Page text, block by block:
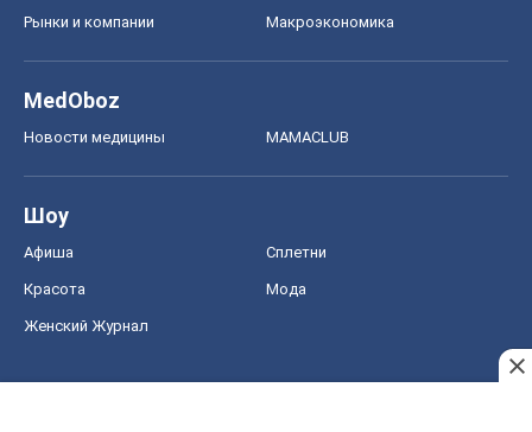
Рынки и компании Mакроэкономика
MedOboz
Новости медицины MAMACLUB
Шоу
Афиша Сплетни
Красота Мода
Женский Журнал